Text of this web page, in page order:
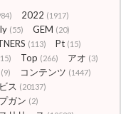
2022 (1917)
(55) GEM (20)
(113) Pt (15)
Top (266) アオ (3)
(9) コンテンツ (1447)
ス (20137)
ガン (2)